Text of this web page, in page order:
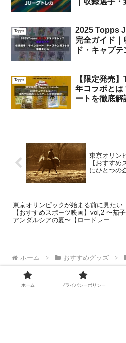
Topps
2025 Topps
完全ガイド｜
ド・キャプ
Topps
【限定発売
年コラボとは
ートを徹底解
東京オリン
【おすす
にひとつの
東京オリンピックが始まる前に見たい
【おすすめスポーツ映画】vol,2 〜茄子
アンダルシアの夏〜【ロードレー
ホーム おすすめグッズ
ホーム プライバシーポリシー